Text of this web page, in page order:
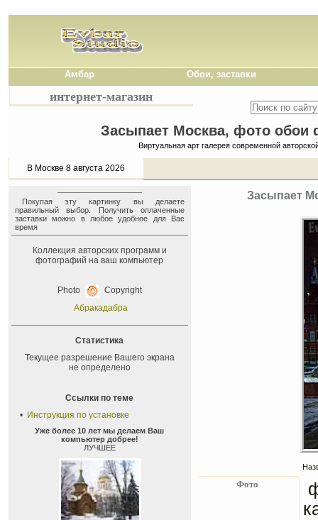
Амбар Обои, заставки
интернет-магазин
Засыпает Москва, фото обои
Виртуальная арт галерея современной
В Москве 8 августа 2026
Покупая эту картинку вы делаете
правильный выбор. Получить оплаченные
заставки можно в любое удобное для Вас
время
Коллекция авторских программ и
фотографий на ваш компьютер
Photo
Copyright
Абракадабра
Статистика
Текущее разрешение Вашего экрана
не определено
Ссылки по теме
• Инструкция по установке
Уже более 10 лет мы делаем Ваш
компьютер добрее!
ЛУЧШЕЕ
Засыпает
Фото